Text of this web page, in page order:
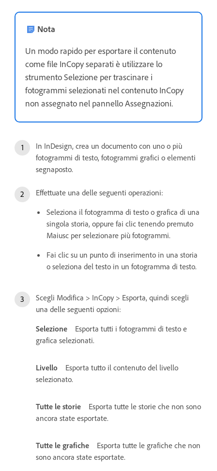
Nota
Un modo rapido per esportare il contenuto
come file InCopy separati è utilizzare lo
strumento Selezione per trascinare i
fotogrammi selezionati nel contenuto InCopy
non assegnato nel pannello Assegnazioni.
In InDesign, crea un documento con uno o più
fotogrammi di testo, fotogrammi grafici o elementi
segnaposto.
Effettuate una delle seguenti operazioni:
Seleziona il fotogramma di testo o grafica di una
singola storia, oppure fai clic tenendo premuto
Maiusc per selezionare più fotogrammi.
Fai clic su un punto di inserimento in una storia
o seleziona del testo in un fotogramma di testo.
Scegli Modifica > InCopy > Esporta, quindi scegli
una delle seguenti opzioni:
Selezione
Esporta tutti i fotogrammi di testo e
grafica selezionati.
Livello
Esporta tutto il contenuto del livello
selezionato.
Tutte le storie
Esporta tutte le storie che non sono
ancora state esportate.
Tutte le grafiche
Esporta tutte le grafiche che non
sono ancora state esportate.